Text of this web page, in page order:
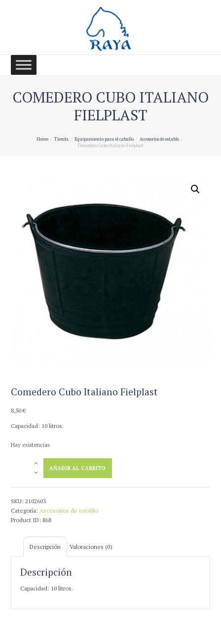
COMEDERO CUBO ITALIANO
FIELPLAST
Home Tienda Equipamiento para el caballo
Accesorios de establo
Comedero Cubo Italiano Fielplast
Comedero Cubo Italiano Fielplast
8,50€
Capacidad: 10 litros.
Hay existencias
Comedero
cantidad
AÑADIR AL CARRITO
SKU:2102603
Categoría:Accesorios de establo
Product ID: 868
Descripción Valoraciones (0)
Descripción
Capacidad: 10 litros.